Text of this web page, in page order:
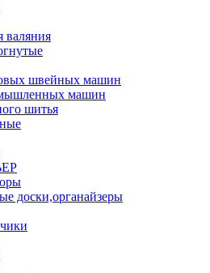
валяния
швейных машин
машин
шитья
доски,органайзеры